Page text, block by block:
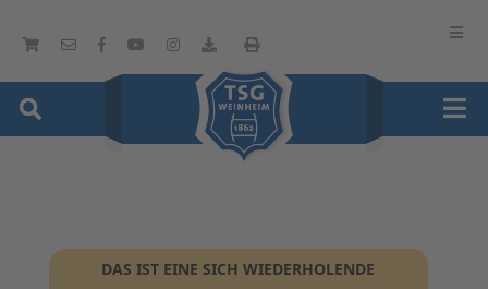
DAS IST EINE SICH WIEDERHOLENDE